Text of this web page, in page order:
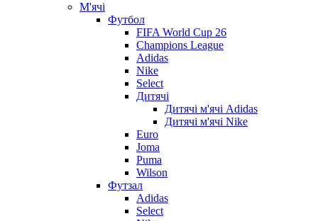
М'ячі
Футбол
FIFA World Cup 26
Champions League
Adidas
Nike
Select
Дитячі
Дитячі м'ячі Adidas
Дитячі м'ячі Nike
Euro
Joma
Puma
Wilson
Футзал
Adidas
Select